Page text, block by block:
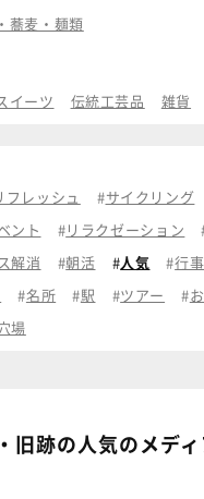
蕎麦・麺類
イーツ 伝統工芸品 雑貨
フレッシュ サイクリング
ント リラクゼーション
解消 朝活 人気 行事
名所 駅 ツアー
場
旧跡の人気のメデ